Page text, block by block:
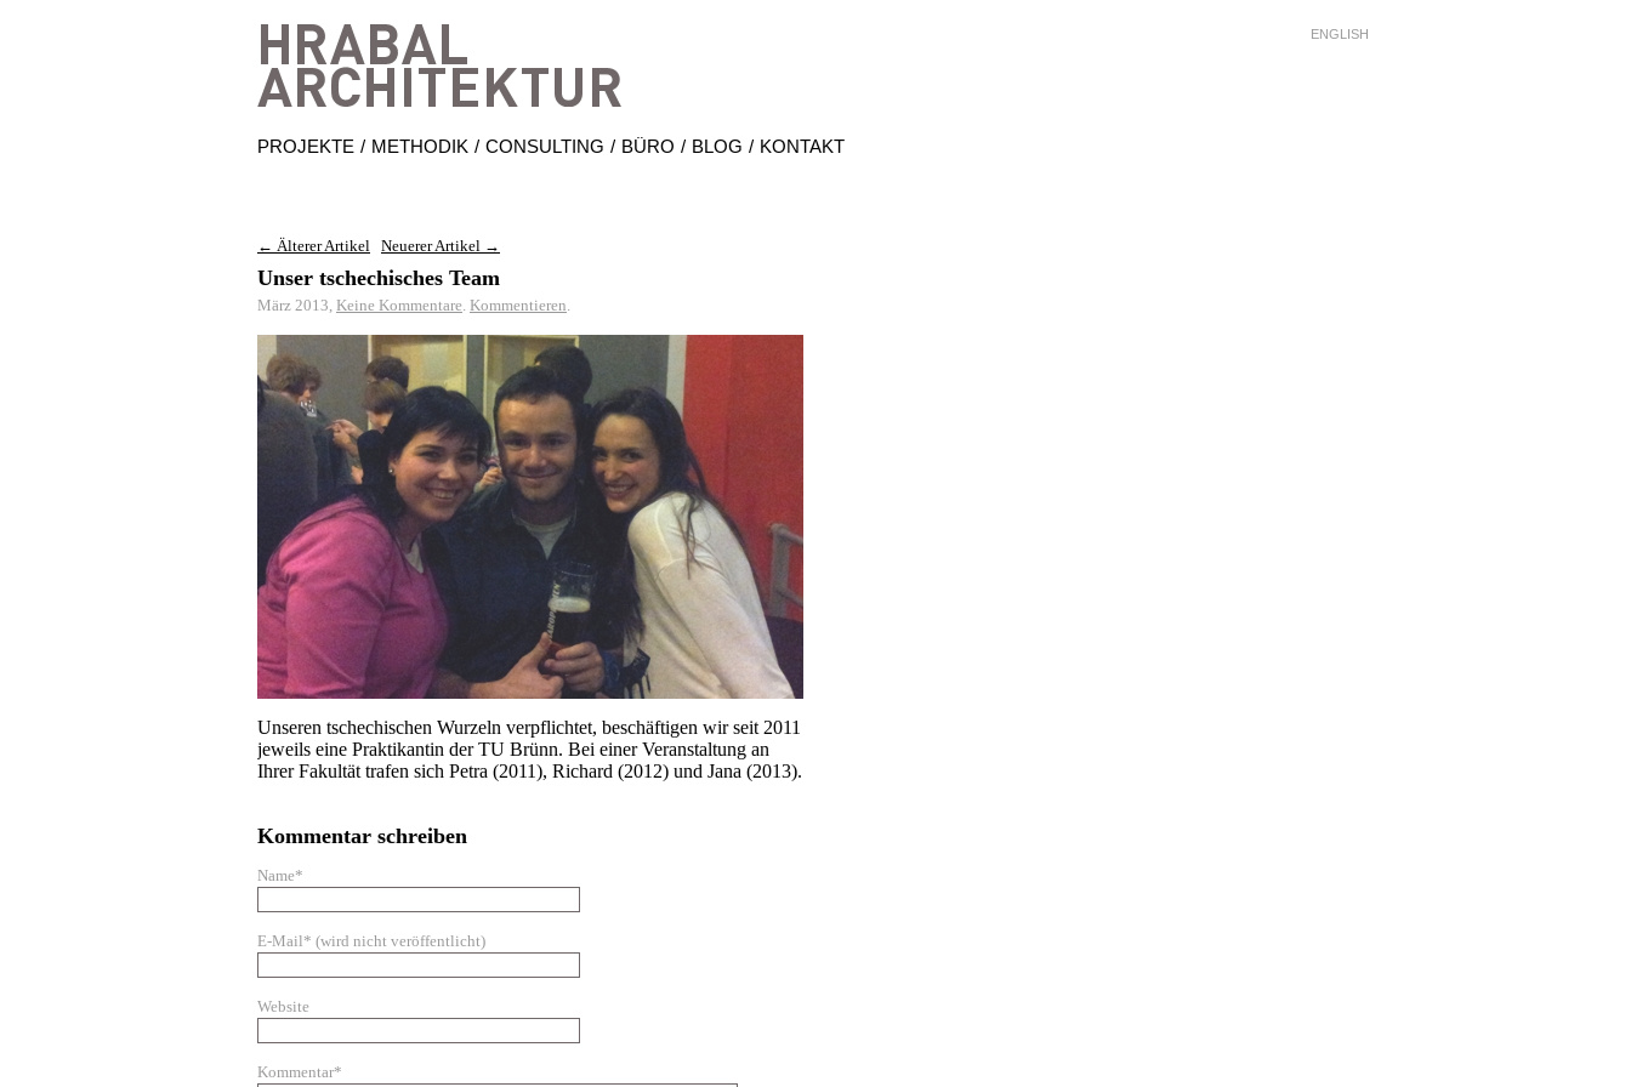
PROJEKTE METHODIK CONSULTING BÜRO BLOG KONTAKT
ENGLISH
← Älterer Artikel Neuerer Artikel →
Unser tschechisches Team
März 2013, Keine Kommentare. Kommentieren.
Unseren tschechischen Wurzeln verpflichtet, beschäftigen wir seit 2011
jeweils eine Praktikantin der TU Brünn. Bei einer Veranstaltung an
Ihrer Fakultät trafen sich Petra (2011), Richard (2012) und Jana (2013).
Kommentar schreiben
Name*
E-Mail* (wird nicht veröffentlicht)
Website
Kommentar*